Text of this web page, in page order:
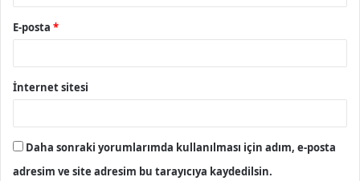
E-posta *
İnternet sitesi
Daha sonraki yorumlarımda kullanılması için adım, e-posta
adresim ve site adresim bu tarayıcıya kaydedilsin.